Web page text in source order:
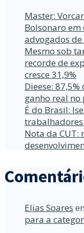
Master:
Bolsonaro
advogados
Mesmo sob
recorde de
cresce 31,9%
Dieese:
ganho real
É do Brasil:
Nota da
Elias Soares
para a